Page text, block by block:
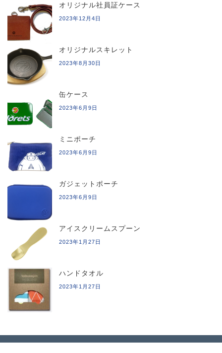
オリジナル社員証ケース
2023年12月4日
オリジナルスキレット
2023年8月30日
缶ケース
2023年6月9日
ミニポーチ
2023年6月9日
ガジェットポーチ
2023年6月9日
アイスクリームスプーン
2023年1月27日
ハンドタオル
2023年1月27日